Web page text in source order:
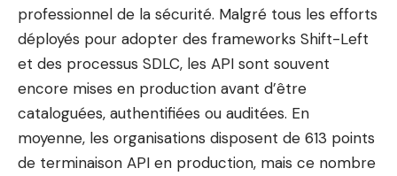
professionnel de la sécurité. Malgré tous les efforts
déployés pour adopter des frameworks Shift-Left
et des processus SDLC, les API sont souvent
encore mises en production avant d’être
cataloguées, authentifiées ou auditées. En
moyenne, les organisations disposent de 613 points
de terminaison API en production, mais ce nombre